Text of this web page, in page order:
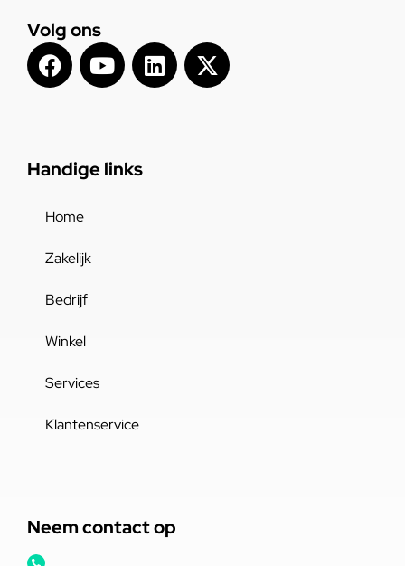
Volg ons
Handige links
Home
Zakelijk
Bedrijf
Winkel
Services
Klantenservice
Neem contact op